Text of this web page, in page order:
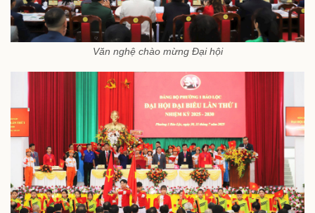
Văn nghệ chào mừng Đại hội